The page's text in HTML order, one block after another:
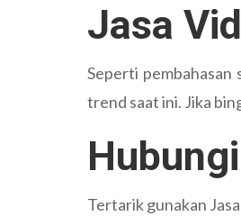
Jasa
Seperti pembahasan
trend saat ini. Jika
Tertarik gunakan